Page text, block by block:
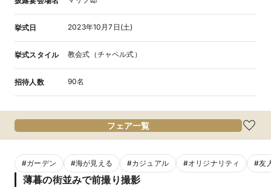
挙式日 2023年10月7日(土)
挙式スタイル 教会式（チャペル式）
招待人数 90名
フェア一覧
#ガーデン #海が見える #カジュアル #オリジナリティ #友
薄暮の街並みで前撮り撮影